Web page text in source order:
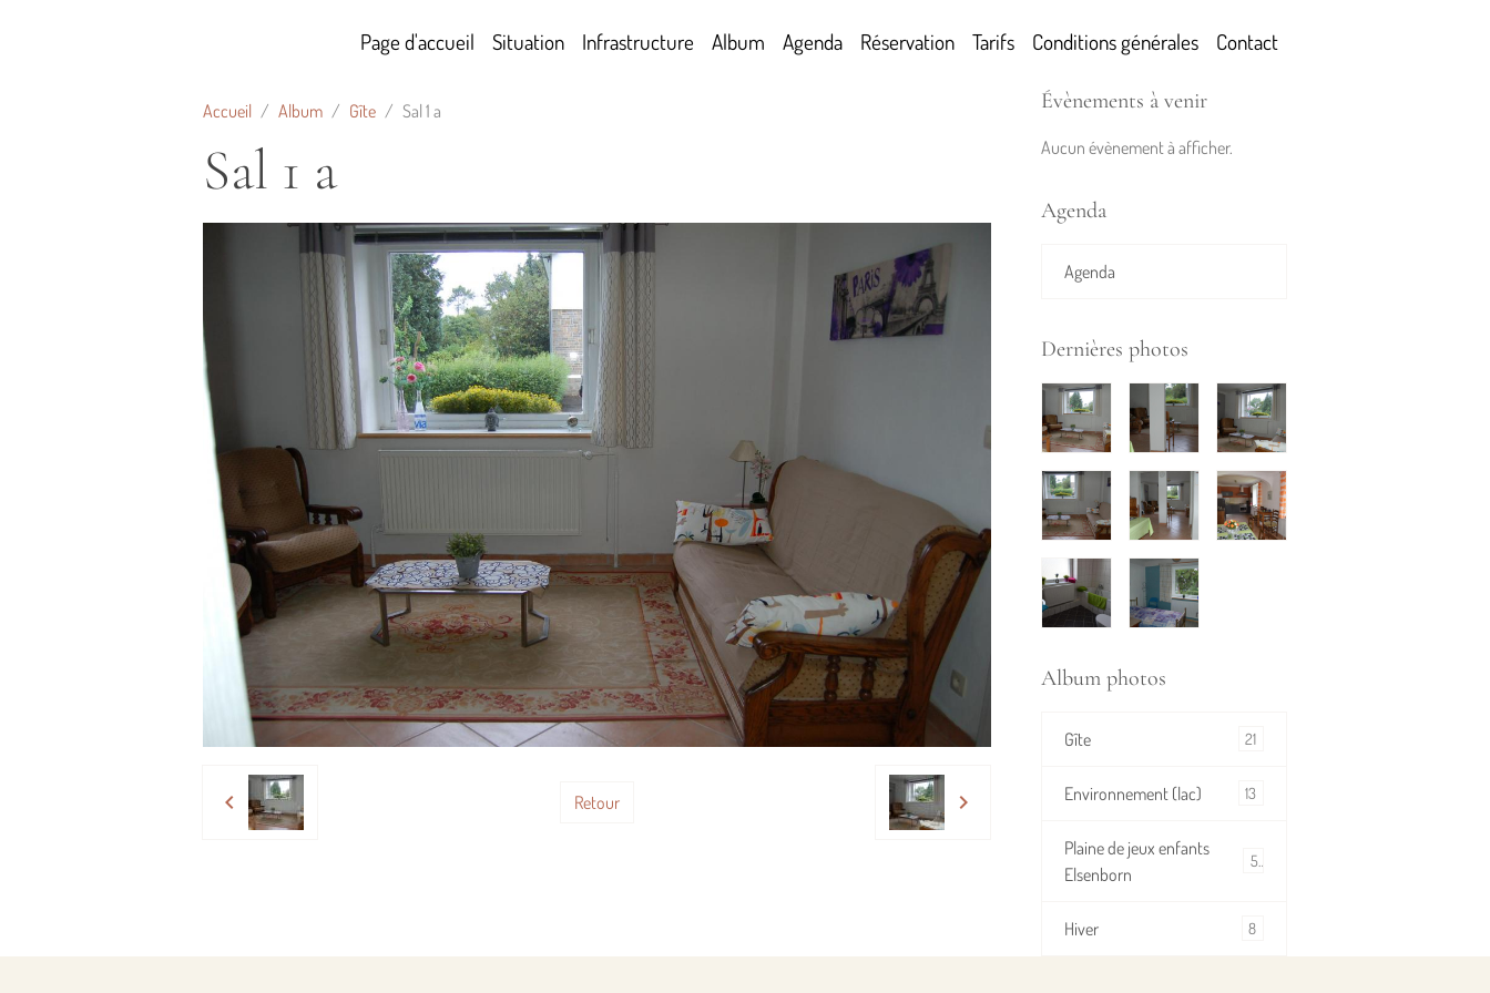
Page d'accueil Situation Infrastructure Album Agenda Réservation Tarifs Conditions générales Contact
Accueil Album Gîte Sal 1 a
Sal 1 a
Retour
Évènements à venir
Aucun évènement à afficher.
Agenda
Agenda
Dernières photos
Album photos
Gîte 21
Environnement (lac) 13
Plaine de jeux enfants
Elsenborn
Hiver 8